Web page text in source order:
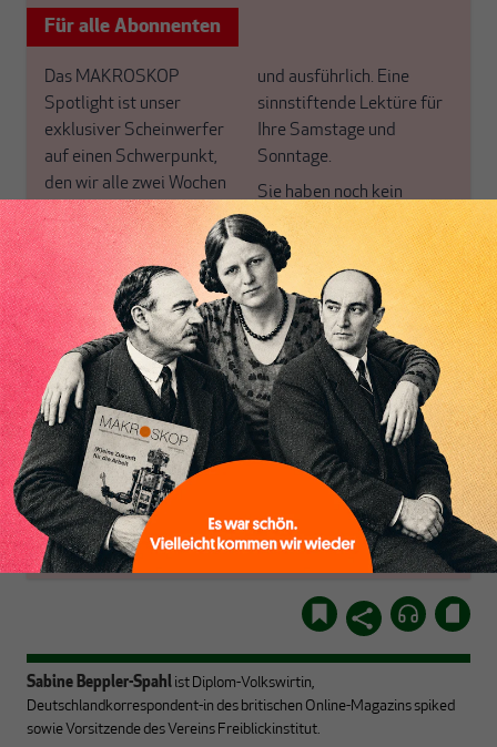
Inhaltsverzeichnis
Für alle Abonnenten
Das MAKROSKOP
Spotlight ist unser
exklusiver Scheinwerfer
auf einen Schwerpunkt,
den wir alle zwei Wochen
für unsere ABO+ Leser
neu ausrichten.
Warum versteht fast
niemand unser eigenes
Geldsystem? Macht
Arbeitszeitverkürzung
Sinn? Wie geht es mit der
Globalisierung weiter?
Mit ausgewählten Texten
stellen wir uns großen
Fragen aus verschiedenen
Perspektiven –
kontrovers, tiefgründig
und ausführlich. Eine
sinnstiftende Lektüre für
Ihre Samstage und
Sonntage.
Sie haben noch kein
Abo+? Dann werten Sie
jetzt auf und profitieren
von einem erweiterten
inhaltlichen Angebot und
anderen Vorteilen mehr.
ABONNIEREN SIE
MAKROSKOP
Schon Abonnent?Dann
hier
einloggen!
Sabine Beppler-Spahl ist Diplom-Volkswirtin,
Deutschlandkorrespondent-in des britischen Online-Magazins spiked
sowie Vorsitzende des Vereins Freiblickinstitut.